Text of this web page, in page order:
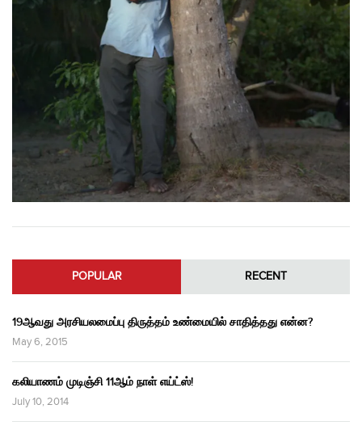
POPULAR RECENT
19ஆவது அரசியலமைப்பு திருத்தம் உண்மையில் சாதித்தது என்ன?
May 6, 2015
கலியாணம் முடிஞ்சி 11ஆம் நாள் எய்ட்ஸ்!
July 10, 2014